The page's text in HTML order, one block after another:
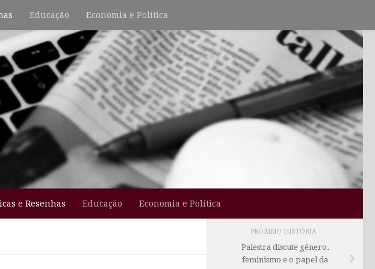
Educação Economia e Política
e Resenhas Educação Economia e Política
PRÓXIMO HISTÓRIA
Palestra discute gênero,
feminismo e o papel da